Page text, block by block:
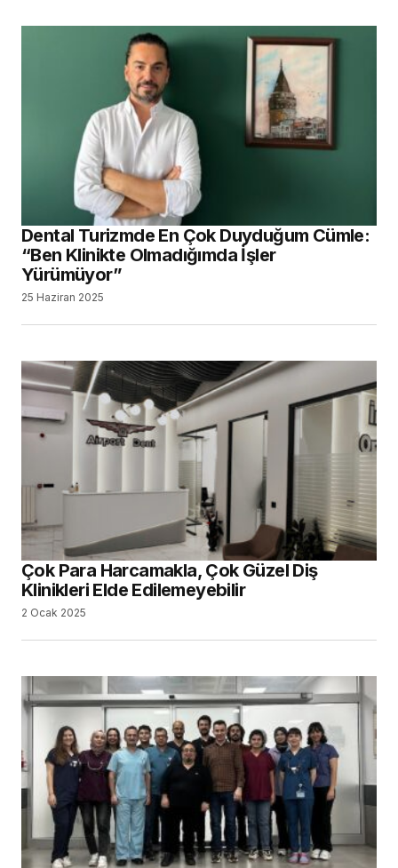
Dental Turizmde En Çok Duyduğum Cümle:
“Ben Klinikte Olmadığımda İşler
Yürümüyor”
25 Haziran 2025
Çok Para Harcamakla, Çok Güzel Diş
Klinikleri Elde Edilemeyebilir
2 Ocak 2025